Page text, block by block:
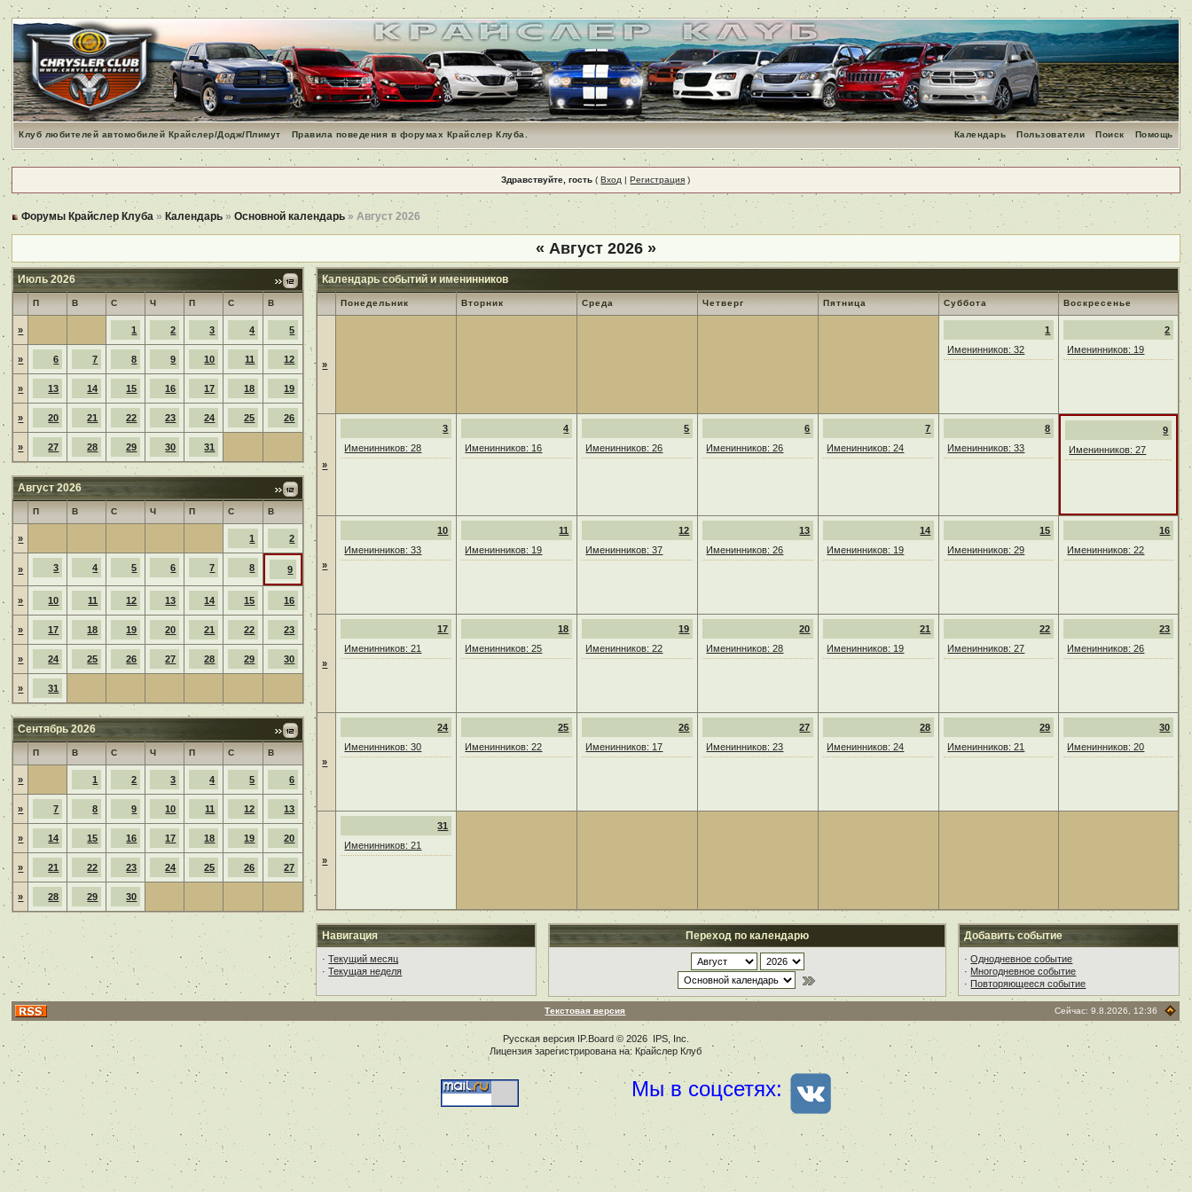
Клуб любителей автомобилей Крайслер/Додж/Плимут Правила поведения в форумах Крайслер Клуба. Помощь
Поиск
Пользователи
Календарь
Здравствуйте, гость (Вход |Регистрация )
Форумы Крайслер Клуба »Календарь »Основной календарь » Август 2026
« Август 2026 »
Июль 2026
П В С Ч П С В
» 1 2 3 4 5
» 6 7 8 9 10 11 12
» 13 14 15 16 17 18 19
» 20 21 22 23 24 25 26
» 27 28 29 30 31
Август 2026
П В С Ч П С В
» 1 2
» 3 4 5 6 7 8 9
» 10 11 12 13 14 15 16
» 17 18 19 20 21 22 23
» 24 25 26 27 28 29 30
» 31
Сентябрь 2026
П В С Ч П С В
» 1 2 3 4 5 6
» 7 8 9 10 11 12 13
» 14 15 16 17 18 19 20
» 21 22 23 24 25 26 27
» 28 29 30
Календарь событий и именинников
Понедельник Вторник Среда Четверг Пятница Суббота Воскресенье
»
1
Именинников: 32
2
Именинников: 19
»
3
Именинников: 28
4
Именинников: 16
5
Именинников: 26
6
Именинников: 26
7
Именинников: 24
8
Именинников: 33
9
Именинников: 27
»
10
Именинников: 33
11
Именинников: 19
12
Именинников: 37
13
Именинников: 26
14
Именинников: 19
15
Именинников: 29
16
Именинников: 22
»
17
Именинников: 21
18
Именинников: 25
19
Именинников: 22
20
Именинников: 28
21
Именинников: 19
22
Именинников: 27
23
Именинников: 26
»
24
Именинников: 30
25
Именинников: 22
26
Именинников: 17
27
Именинников: 23
28
Именинников: 24
29
Именинников: 21
30
Именинников: 20
»
31
Именинников: 21
Навигация
·Текущий месяц
·Текущая неделя
Переход по календарю Добавить событие
·Однодневное событие
· Многодневное событие
· Повторяющееся событие
Текстовая версия Сейчас: 9.8.2026, 12:36
Русская версия IP.Board© 2026 IPS, Inc
Лицензия зарегистрирована на: Крайслер Клуб
Мы в соцсетях: